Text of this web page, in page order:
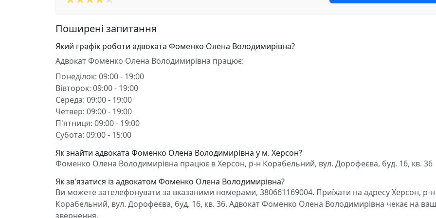
Поширені запитання
Який графік роботи адвоката Фоменко Олена Володимирівна?
Адвокат Фоменко Олена Володимирівна працює:
Понеділок: 09:00 - 19:00
Вівторок: 09:00 - 19:00
Середа: 09:00 - 19:00
Четвер: 09:00 - 19:00
П'ятниця: 09:00 - 19:00
Субота: 09:00 - 15:00
Як знайти адвоката Фоменко Олена Володимирівна у м. Херсон?
Фоменко Олена Володимирівна працює в Херсон, р-н Корабельний, вул. Дорофеєва, буд. 16, кв. 36
Як зв'язатися із адвокатом Фоменко Олена Володимирівна?
Ви можете зателефонувати за вказаними номерами, 380661169004. Приїхати на адресу Херсон, р-н
Корабельний, вул. Дорофеєва, буд. 16, кв. 36. Адвокат Фоменко Олена Володимирівна чекає на
звернення.